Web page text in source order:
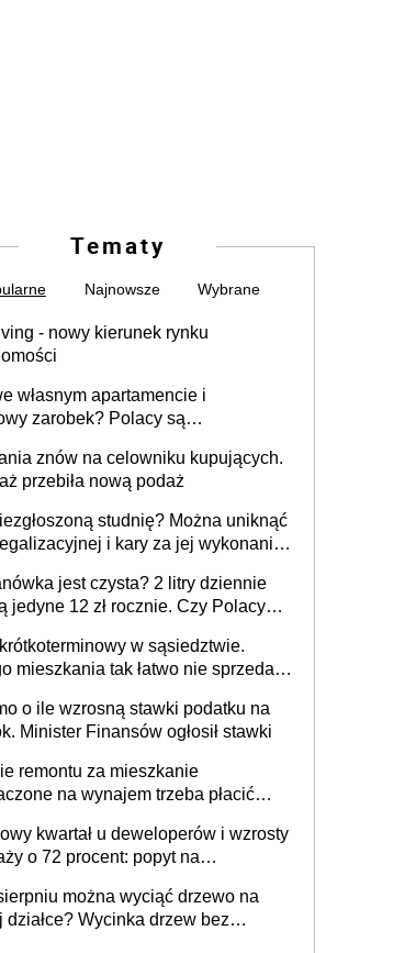
Tematy
Najnowsze Wybrane
- nowy kierunek rynku
własnym apartamencie i
zarobek? Polacy są
znów na celowniku kupujących.
przebiła nową podaż
studnię? Można uniknąć
i kary za jej wykonanie,
jest czysta? 2 litry dziennie
jedyne 12 zł rocznie. Czy Polacy
w sąsiedztwie.
mieszkania tak łatwo nie sprzedaż
o ile wzrosną stawki podatku na
Minister Finansów ogłosił stawki
remontu za mieszkanie
na wynajem trzeba płacić
w nim potrzeb mieszkaniowych
kwartał u deweloperów i wzrosty
o 72 procent: popyt na
można wyciąć drzewo na
działce? Wycinka drzew bez